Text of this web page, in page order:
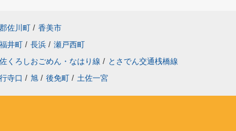
佐川町 / 香美市
福井町 / 長浜 / 瀬戸西町
くろしおごめん・なはり線 / とさでん交通桟橋線
寺口 / 旭 / 後免町 / 土佐一宮